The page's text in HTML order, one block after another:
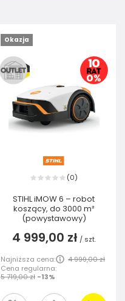
Okazja
(0)
STIHL iMOW 6 – robot
koszący, do 3000 m²
(powystawowy)
4 999,00 zł / szt.
Najniższa cena:
4 999,00 zł
Cena regularna:
5 719,00 zł -13%